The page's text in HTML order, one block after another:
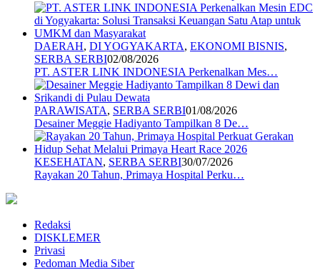
DAERAH, DI YOGYAKARTA, EKONOMI BISNIS,
SERBA SERBI02/08/2026
PT. ASTER LINK INDONESIA Perkenalkan Mes…
PARAWISATA, SERBA SERBI01/08/2026
Desainer Meggie Hadiyanto Tampilkan 8 De…
KESEHATAN, SERBA SERBI30/07/2026
Rayakan 20 Tahun, Primaya Hospital Perku…
Redaksi
DISKLEMER
Privasi
Pedoman Media Siber